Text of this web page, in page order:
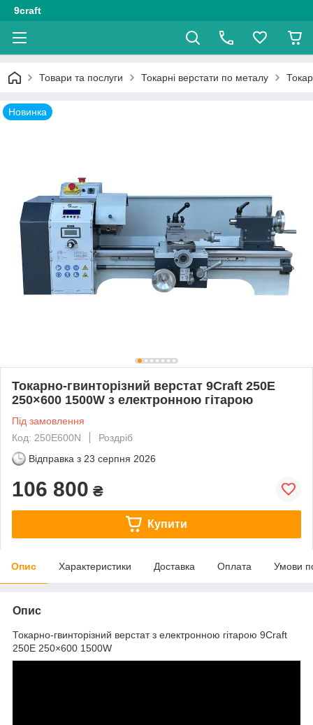
9craft
Товари та послуги Токарні верстати по металу
Новинка
Токарно-гвинторізний верстат 9Craft 250E
250×600 1500W з електронною гітарою
Під замовлення
Код: 250Е600N
Роздріб
Відправка з 23 серпня 2026
106 800 ₴
Купити
Опис Характеристики Доставка Оплата Умови
Опис
Токарно-гвинторізний верстат з електронною гітарою 9Craft
250E 250×600 1500W